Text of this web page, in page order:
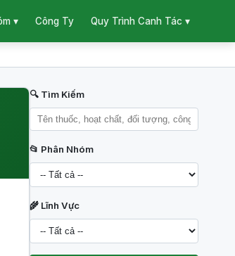
▾ Công Ty Quy Trình Canh Tác ▾
🔍 Tìm Kiếm
📂 Phân Nhóm
🌾 Lĩnh Vực